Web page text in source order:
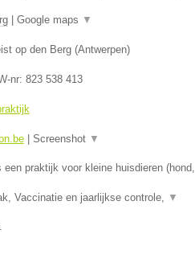
| Google maps ▼
op den Berg(Antwerpen)
nr: 823 538 413
| Screenshot ▼
een praktijk voor kleine huisdieren (hond,
Vaccinatie en jaarlijkse controle, ▼